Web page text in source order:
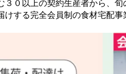
３０以上の契約生産者から、
けする完全会員制の食材宅配事